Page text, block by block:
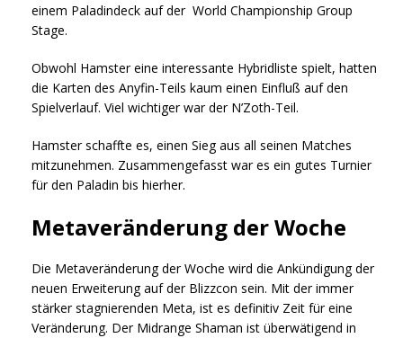
einem Paladindeck auf der World Championship Group
Stage.
Obwohl Hamster eine interessante Hybridliste spielt, hatten
die Karten des Anyfin-Teils kaum einen Einfluß auf den
Spielverlauf. Viel wichtiger war der N’Zoth-Teil.
Hamster schaffte es, einen Sieg aus all seinen Matches
mitzunehmen. Zusammengefasst war es ein gutes Turnier
für den Paladin bis hierher.
Metaveränderung der Woche
Die Metaveränderung der Woche wird die Ankündigung der
neuen Erweiterung auf der Blizzcon sein. Mit der immer
stärker stagnierenden Meta, ist es definitiv Zeit für eine
Veränderung. Der Midrange Shaman ist überwätigend in